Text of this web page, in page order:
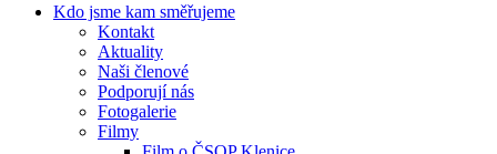
Kdo jsme kam směřujeme
Kontakt
Aktuality
Naši členové
Podporují nás
Fotogalerie
Filmy